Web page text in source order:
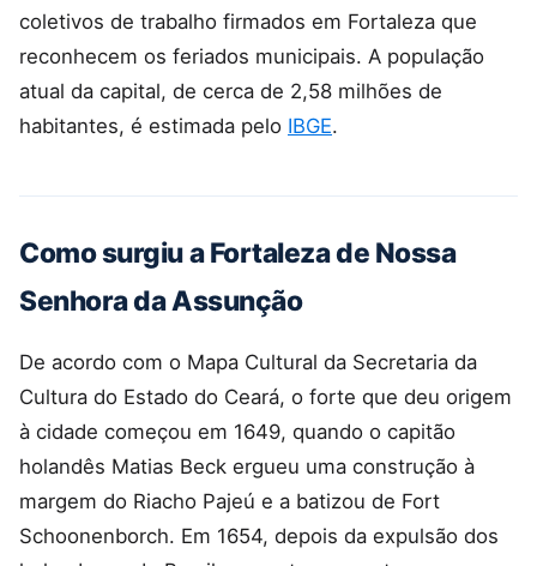
coletivos de trabalho firmados em Fortaleza que
reconhecem os feriados municipais. A população
atual da capital, de cerca de 2,58 milhões de
habitantes, é estimada pelo IBGE.
Como surgiu a Fortaleza de Nossa
Senhora da Assunção
De acordo com o Mapa Cultural da Secretaria da
Cultura do Estado do Ceará, o forte que deu origem
à cidade começou em 1649, quando o capitão
holandês Matias Beck ergueu uma construção à
margem do Riacho Pajeú e a batizou de Fort
Schoonenborch. Em 1654, depois da expulsão dos